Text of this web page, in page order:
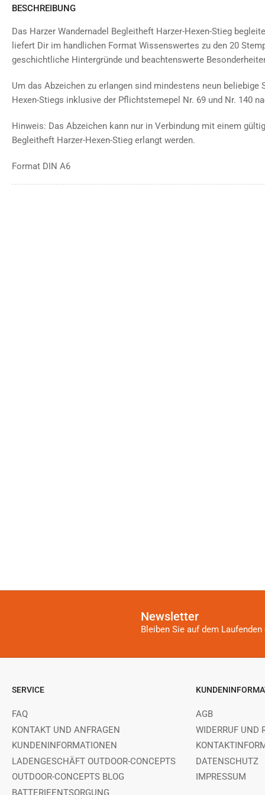
BESCHREIBUNG
Das Harzer Wandernadel Begleitheft Harzer-Hexen-Stieg
liefert Dir im handlichen Format Wissenswertes zu den 20
geschichtliche Hintergründe und beachtenswerte
Um das Abzeichen zu erlangen sind mindestens neun beliebige
Hexen-Stiegs inklusive der Pflichtstemepel Nr. 69 und Nr. 140
Hinweis: Das Abzeichen kann nur in Verbindung mit einem
Begleitheft Harzer-Hexen-Stieg erlangt werden.
Format DIN A6
Newsletter
Bleiben Sie auf dem
SERVICE
FAQ
KONTAKT UND ANFRAGEN
KUNDENINFORMATIONEN
LADENGESCHÄFT OUTDOOR-CONCEPTS
OUTDOOR-CONCEPTS BLOG
BATTERIEENTSORGUNG
AGB
WIDERRUF UND
DATENSCHUTZ
IMPRESSUM